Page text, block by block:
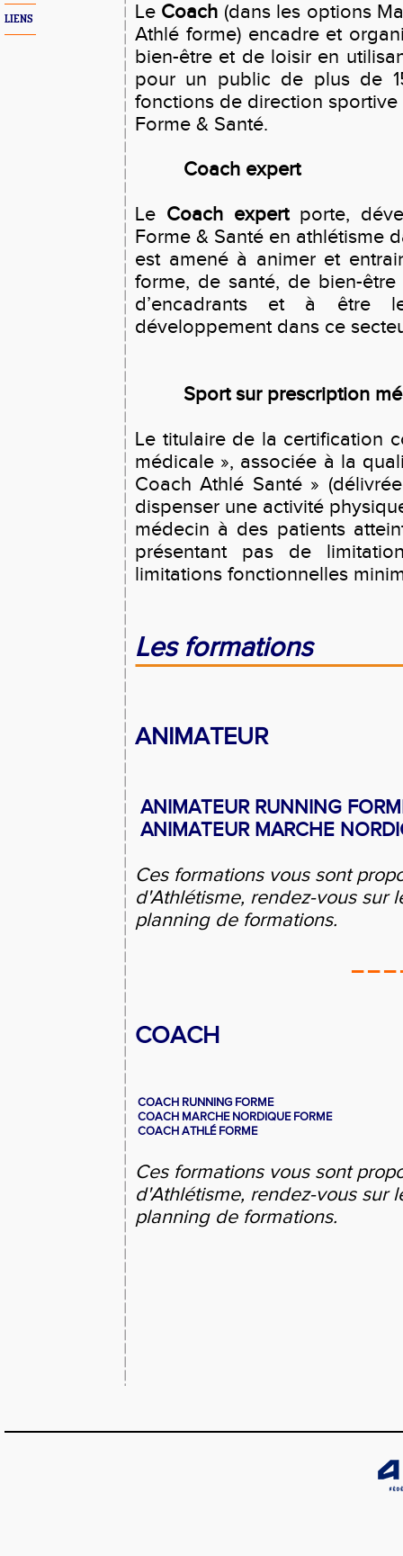
LIENS
Le Coach (dans les options
Athlé forme) encadre et
bien-être et de loisir en
pour un public de plus de
fonctions de direction sportive
Forme & Santé.
Coach expert
Le Coach expertporte,
Forme & Santé en athlétisme
est amené à animer et
forme, de santé, de bien-
d’encadrants et à être
développement dans ce
Sport sur prescription
Le titulaire de la certification
médicale », associée à la
Coach Athlé Santé »
dispenser une activité
médecin à des patients
présentant pas de
limitations fonctionnelles
Les formations
ANIMATEUR
ANIMATEUR RUNNING
ANIMATEUR MARCHE
Ces formations vous sont
d'Athlétisme, rendez-vous sur
planning de formations.
_ _ _
COACH
COACH RUNNING FORME
COACH MARCHE NORDIQUE FORME
COACH ATHLÉ FORME
Ces formations vous sont
d'Athlétisme, rendez-vous sur
planning de formations.